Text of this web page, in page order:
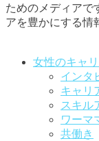
ためのメディアで
アを豊かにする情
女性のキャ
インタ
キャリ
スキル
ワーマ
共働き